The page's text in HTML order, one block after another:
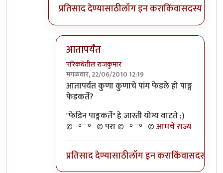
प्रतिसाद देण्यासाठीलॉग इन कराकिंवासदस्य व्हा
आतापर्यंत
परिकथेतील राजकुमार
मंगळवार, 22/06/2010 12:19
In reply to>>तुमचेपणbyअवलिया
आतापर्यंत कुणा कुणाचे पांग फेडले हो पाङ्ग
फेडकर्ते?
"फेडिन पाङ्गकर्ते" हे जास्ती योग्य वाटते ;)
©º°¨¨°º© परा ©º°¨¨°º©आमचे राज्य
प्रतिसाद देण्यासाठीलॉग इन कराकिंवासदस्य व्हा